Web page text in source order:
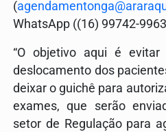
(
WhatsApp ((16) 99742-
“O objetivo aqui é
deslocamento dos
deixar o guichê para
exames, que serão
setor de Regulação para